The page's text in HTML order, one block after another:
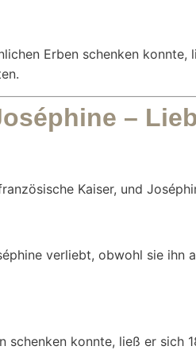
Erben schenken
–
Kaiser, und
verliebt, obwohl sie ihn
schenken konnte, ließ er